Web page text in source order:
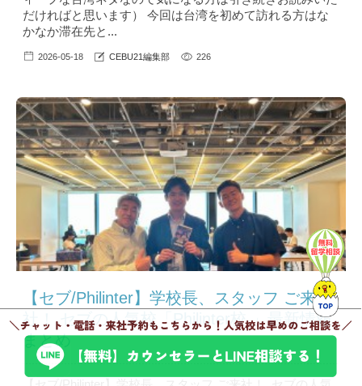
だければと思います） 今回は台湾を初めて訪れる方はな
かなか滞在先と...
2026-05-18 CEBU21編集部 226
【セブ/Philinter】学校長、スタッフ ご来
社！ セブの人気校「Philinter校 」最新情報
まとめ